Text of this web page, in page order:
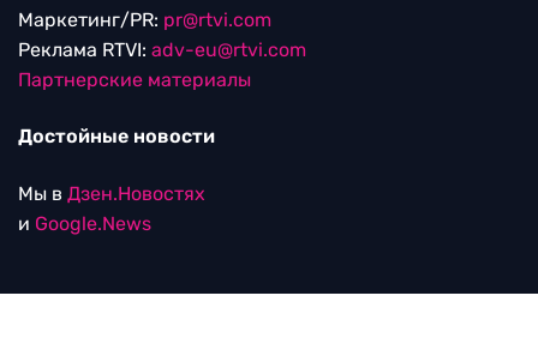
Маркетинг/PR: pr@rtvi.com
Реклама RTVI: adv-eu@rtvi.com
Партнерские материалы
Достойные новости
Мы в Дзен.Новостях
и Google.News